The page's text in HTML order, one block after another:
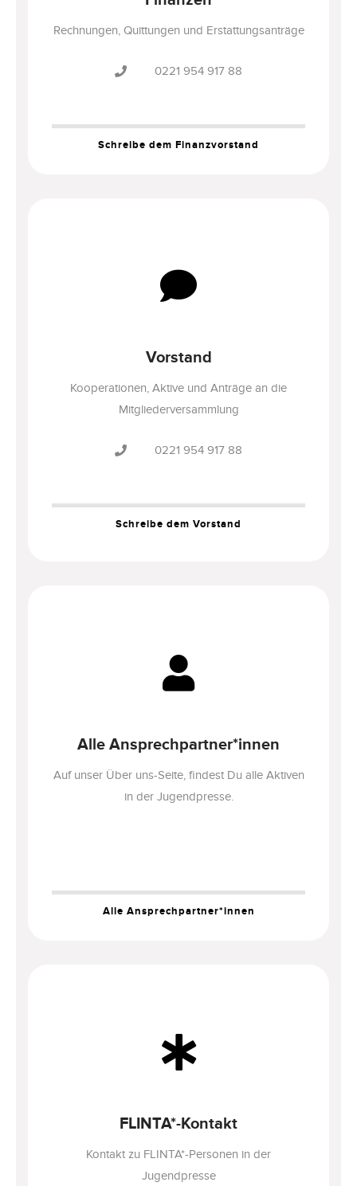
Rechnungen, Quittungen und Erstattungsanträge
0221 954 917 88
Schreibe dem Finanzvorstand
Vorstand
Kooperationen, Aktive und Anträge an die
Mitgliederversammlung
0221 954 917 88
Schreibe dem Vorstand
Alle Ansprechpartner*innen
Auf unser Über uns-Seite, findest Du alle Aktiven
in der Jugendpresse.
Alle Ansprechpartner*innen
FLINTA*-Kontakt
Kontakt zu FLINTA*-Personen in der
Jugendpresse